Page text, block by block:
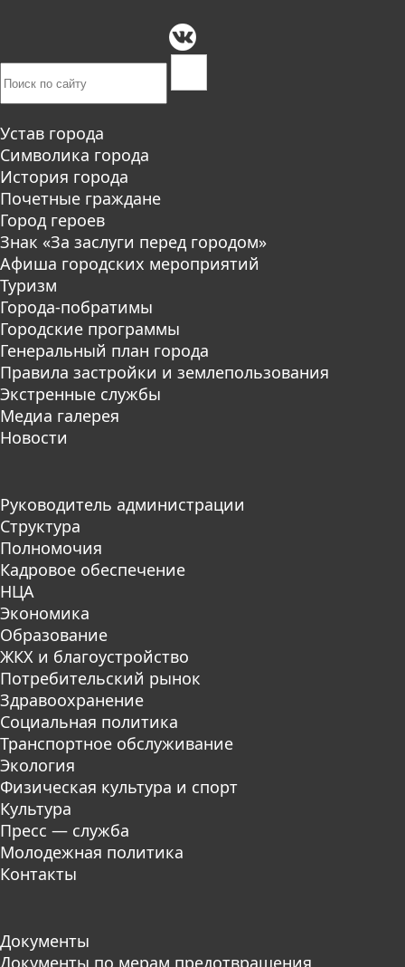
Устав города
Символика города
История города
Почетные граждане
Город героев
Знак «За заслуги перед городом»
Афиша городских мероприятий
Туризм
Города-побратимы
Городские программы
Генеральный план города
Правила застройки и землепользования
Экстренные службы
Медиа галерея
Новости
Руководитель администрации
Структура
Полномочия
Кадровое обеспечение
НЦА
Экономика
Образование
ЖКХ и благоустройство
Потребительский рынок
Здравоохранение
Социальная политика
Транспортное обслуживание
Экология
Физическая культура и спорт
Культура
Пресс — служба
Молодежная политика
Контакты
Документы
Документы по мерам предотвращения